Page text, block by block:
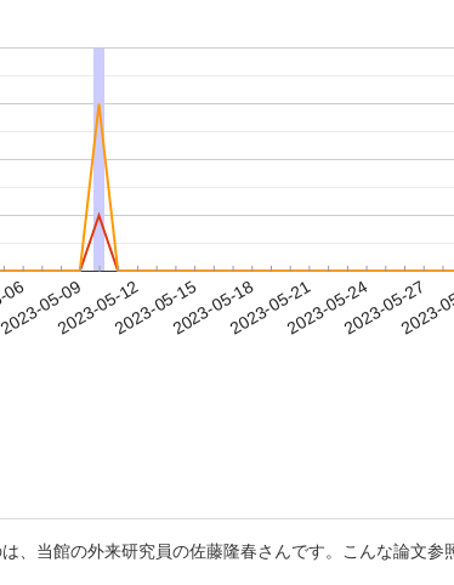
05-09
2023-05-122023-05-152023-05-182023-05-212023-05-242023-05-27
2023-
、当館の外来研究員の佐藤隆春さんです。こんな論文